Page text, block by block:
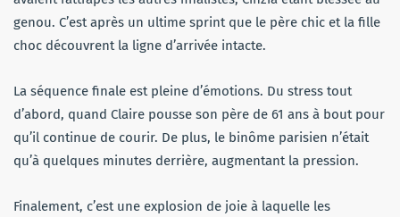
genou. C’est après un ultime sprint que le père chic et la fille
choc découvrent la ligne d’arrivée intacte.
La séquence finale est pleine d’émotions. Du stress tout
d’abord, quand Claire pousse son père de 61 ans à bout pour
qu’il continue de courir. De plus, le binôme parisien n’était
qu’à quelques minutes derrière, augmentant la pression.
Finalement, c’est une explosion de joie à laquelle les